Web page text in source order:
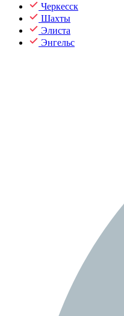
Черкесск
Шахты
Элиста
Энгельс